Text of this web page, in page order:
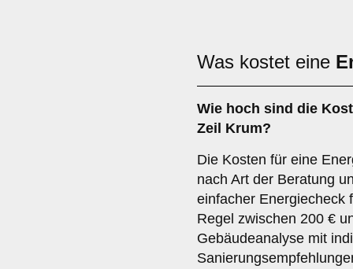
Was kostet eine
Wie hoch sind die
Zeil Krum?
Die Kosten für eine
nach Art der Beratung
einfacher Energiecheck
Regel zwischen 200 €
Gebäudeanalyse mit